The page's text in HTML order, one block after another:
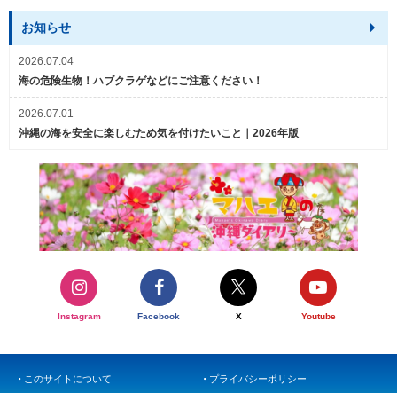
お知らせ
2026.07.04
海の危険生物！ハブクラゲなどにご注意ください！
2026.07.01
沖縄の海を安全に楽しむため気を付けたいこと｜2026年版
Instagram Facebook X Youtube
このサイトについて プライバシーポリシー